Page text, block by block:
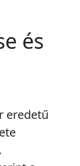
és
eredetű